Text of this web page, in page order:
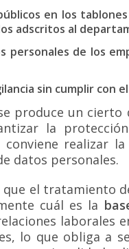
en los
adscritos al
personales de los
sin cumplir con
produce un
la
conviene realizar
datos personales.
que el tratamiento
cuál es la
laborales
lo que obliga a